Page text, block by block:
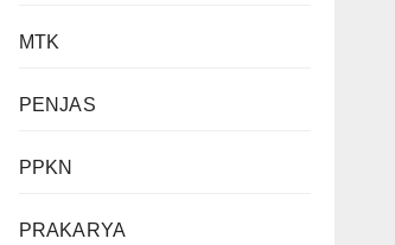
MTK
PENJAS
PPKN
PRAKARYA